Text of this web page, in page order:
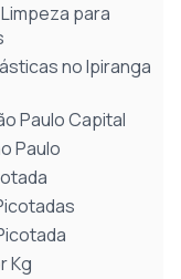
para
no Ipiranga
Paulo Capital
Paulo
Kg